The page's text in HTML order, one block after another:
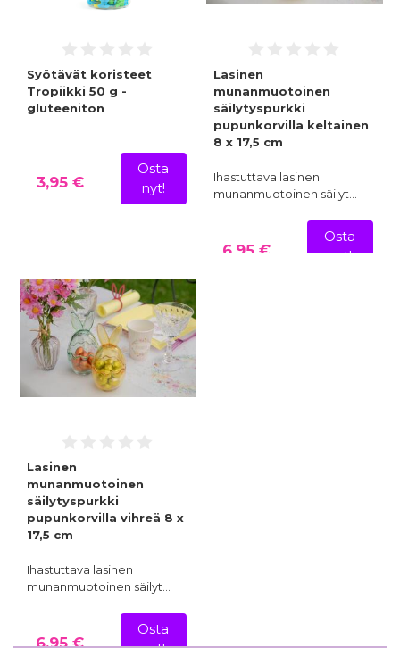
Syötävät koristeet
Tropiikki 50 g -
gluteeniton
3,95 €
Osta
nyt!
Lasinen
munanmuotoinen
säilytyspurkki
pupunkorvilla keltainen
8 x 17,5 cm
Ihastuttava lasinen
munanmuotoinen säilyt…
6,95 €
Osta
nyt!
Lasinen
munanmuotoinen
säilytyspurkki
pupunkorvilla vihreä 8 x
17,5 cm
Ihastuttava lasinen
munanmuotoinen säilyt…
6,95 €
Osta